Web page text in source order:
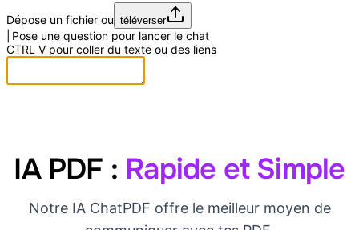
Dépose un fichier ou téléverser
Pose une question pour lancer le chat
CTRL V pour coller du texte ou des liens
IA PDF : Rapide et Simple
Notre IA ChatPDF offre le meilleur moyen de